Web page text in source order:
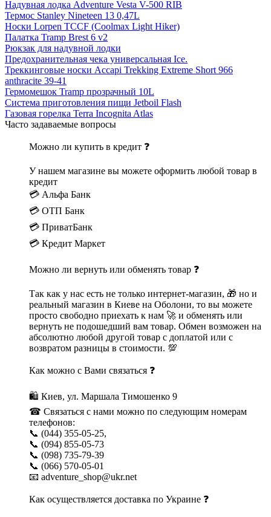
Надувная лодка Adventure Vesta V-500 RIB
Термос Stanley Nineteen 13 0,47L
Носки Lorpen TCCF (Coolmax Light Hiker)
Палатка Tramp Brest 6 v2
Рюкзак для надувной лодки
Предохранительная чека универсальная Ice.
Треккинговые носки Accapi Trekking Extreme Short 966
anthracite 39-41
Гермомешок Tramp прозрачный 10L
Система приготовления пищи Jetboil Flash
Газовая горелка Terra Incognita Atlas
Часто задаваемые вопросы
Можно ли купить в кредит ❓
У нашем магазине вы можете оформить любой товар в
кредит
💳 Альфа Банк
💳 ОТП Банк
💳 ПриватБанк
💳 Кредит Маркет
Можно ли вернуть или обменять товар ❓
Так как у нас есть не только интернет-магазин, 🎁 но и
реальный магазин в Киеве на Оболони, то вы можете
просто свободно приехать к нам 🚀 и обменять или
вернуть не подошедший вам товар. Обмен возможен на
абсолютно любой другой товар с доплатой или с
возвратом разницы в стоимости. 💯
Как можно с Вами связаться ❓
🛍 Киев, ул. Маршала Тимошенко 9
☎ Связаться с нами можно по следующим номерам
телефонов:
📞 (044) 355-05-25,
📞 (094) 855-05-73
📞 (098) 735-79-39
📞 (066) 570-05-01
📧 adventure_shop@ukr.net
Как осуществляется доставка по Украине ❓